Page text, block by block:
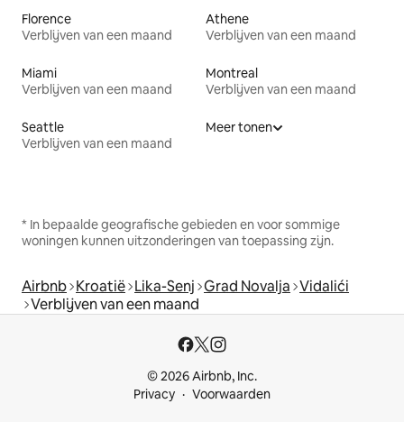
Florence
Verblijven van een maand
Athene
Verblijven van een maand
Miami
Verblijven van een maand
Montreal
Verblijven van een maand
Seattle
Verblijven van een maand
Meer tonen
* In bepaalde geografische gebieden en voor sommige
woningen kunnen uitzonderingen van toepassing zijn.
Airbnb Kroatië Lika-Senj Grad Novalja Vidalići
Verblijven van een maand
© 2026 Airbnb, Inc.
Privacy
Voorwaarden